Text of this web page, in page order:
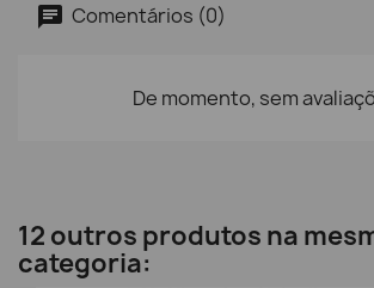
Comentários (0)
De momento, sem
12 outros produtos na
categoria: